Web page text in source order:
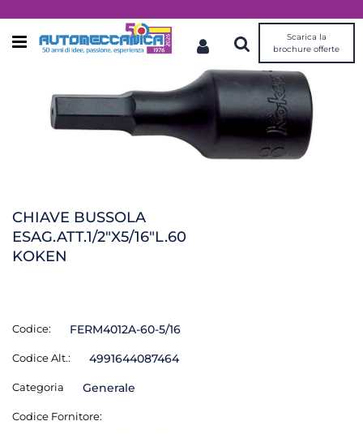
Open menu
Scarica la
brochure offerte
CHIAVE BUSSOLA
ESAG.ATT.1/2"X5/16"L.60
KOKEN
Codice: FERM4012A-60-5/16
Codice Alt.: 4991644087464
Categoria Generale
Codice Fornitore: